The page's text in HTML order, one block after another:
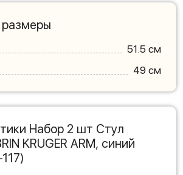
размеры
51.5 см
49 см
Набор 2 шт Стул
KRUGER ARM, синий